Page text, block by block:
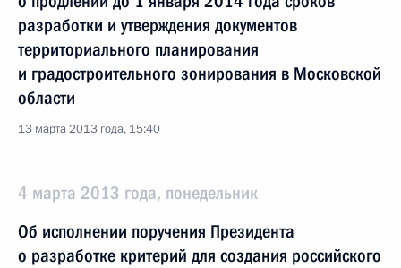
разработки и утверждения документов
территориального планирования
и градостроительного зонирования в Московской
области
13 марта 2013 года, 15:40
4 марта 2013 года, понедельник
Об исполнении поручения Президента
о разработке критерий для создания российского